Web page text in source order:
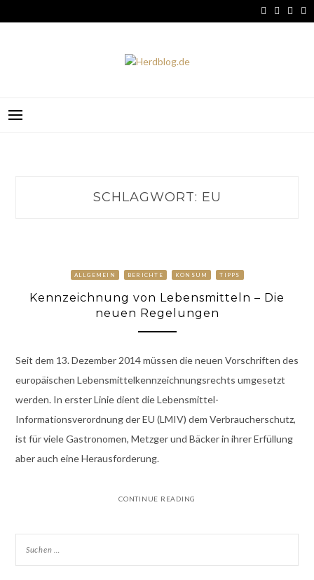
to
SCHLAGWORT: EU
ALLGEMEIN BERICHTE KONSUM TIPPS
Kennzeichnung von Lebensmitteln – Die
neuen Regelungen
Seit dem 13. Dezember 2014 müssen die neuen Vorschriften des
europäischen Lebensmittelkennzeichnungsrechts umgesetzt
werden. In erster Linie dient die Lebensmittel-
Informationsverordnung der EU (LMIV) dem Verbraucherschutz,
ist für viele Gastronomen, Metzger und Bäcker in ihrer Erfüllung
aber auch eine Herausforderung.
CONTINUE READING